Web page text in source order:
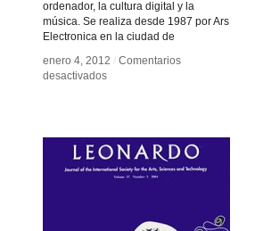
ordenador, la cultura digital y la
música. Se realiza desde 1987 por Ars
Electronica en la ciudad de
enero 4, 2012 / Comentarios
desactivadosen
enero 4, 2012 / Comentarios
desactivadosen